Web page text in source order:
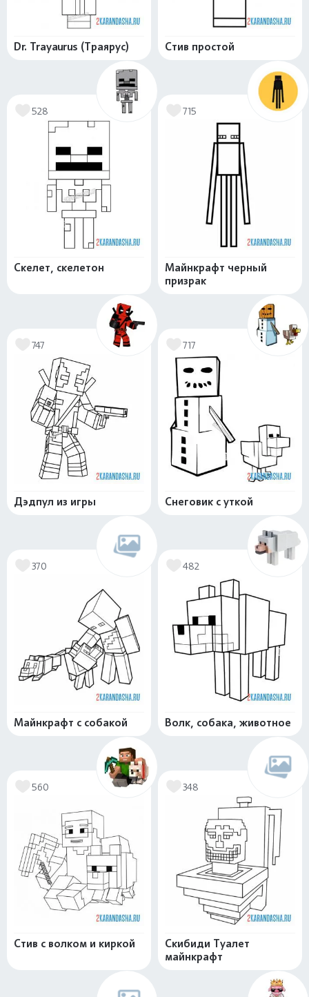
Dr. Trayaurus (Траярус) Стив простой
528
Скелет, скелетон
715
Майнкрафт черный
призрак
747
Дэдпул из игры
717
Снеговик с уткой
370
Майнкрафт с собакой
482
Волк, собака, животное
560
Стив с волком и киркой
348
Скибиди Туалет
майнкрафт